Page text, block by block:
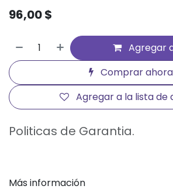
96,00$
Agregar
Comprar ahora
Agregar a la lista de
Politicas de Garantia.
Más información